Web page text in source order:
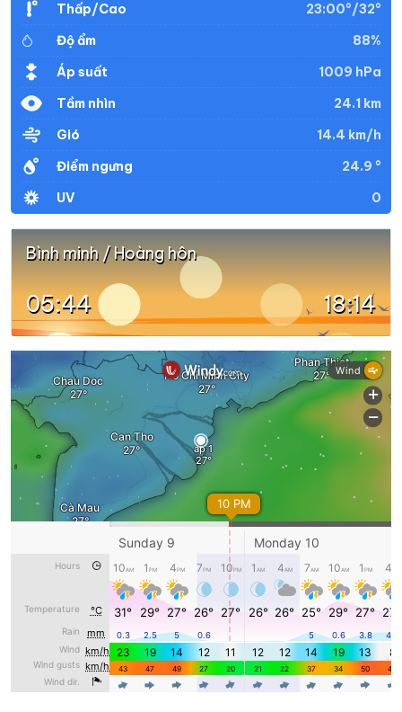
20:00
21:00 28°
22:00 28°/
32°
Thấp/Cao
23:00°/32°
Độ ẩm
88%
Áp suất
1009 hPa
Tầm nhìn
24.1 km
Gió
14.4 km/h
Điểm ngưng
24.9 °
UV
0
Bình minh / Hoàng hôn
05:44 18:14